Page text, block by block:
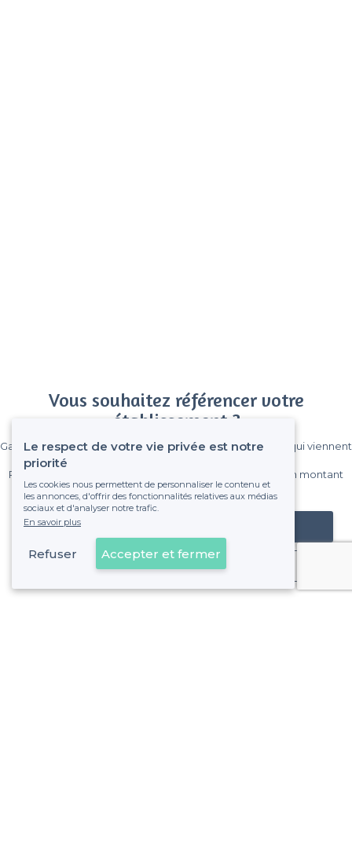
Vous souhaitez référencer votre
établissement ?
Gagnez de nombreux clients parmi le million de visiteurs qui viennent
Pas de commissions et sans engagement, vous payez un montant
fixe sans risque de voir déraper la facture.
Référencer mon établissement
Déjà client
Le respect de votre vie privée est notre
priorité
Les cookies nous permettent de personnaliser le contenu et
les annonces, d'offrir des fonctionnalités relatives aux médias
sociaux et d'analyser notre trafic.
En savoir plus
Refuser Accepter et fermer